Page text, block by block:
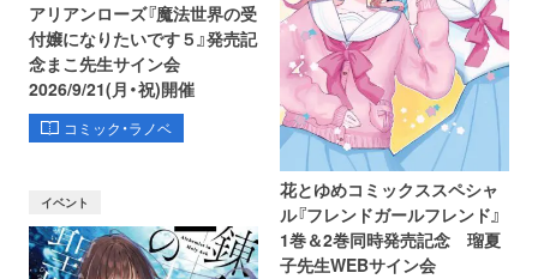
アリアンローズ『魔法世界の受
付嬢になりたいです５』発売記
念まこ先生サイン会
2026/9/21(月・祝)開催
コミック・ラノベ
花とゆめコミックススペシャ
ル『フレンドガールフレンド』
1巻＆2巻同時発売記念 瑠夏
子先生WEBサイン会
イベント